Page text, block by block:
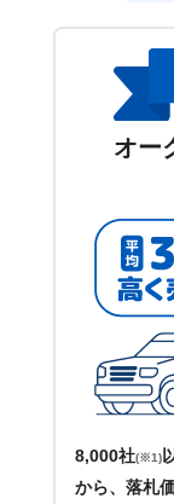
オー
8,000社(※1)
から、落札